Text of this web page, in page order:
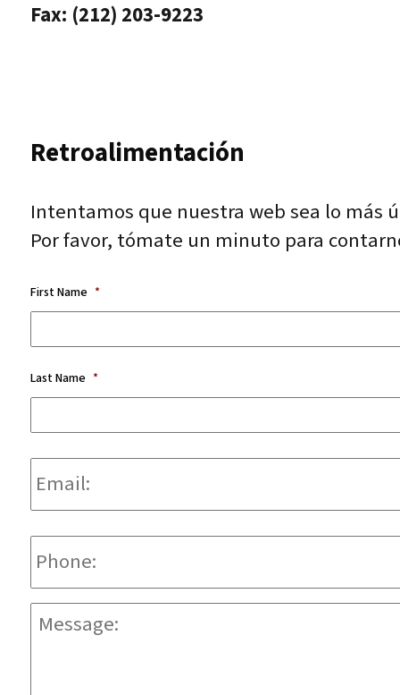
Retroalimentación
Intentamos que nuestra web sea lo más
Por favor, tómate un minuto para
First Name *
Last Name *
Email: *
Phone *
Fax: (212) 203-9223